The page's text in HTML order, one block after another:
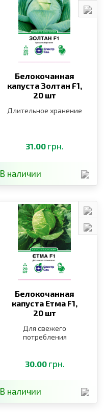
Белокочанная
капуста Золтан F1,
20 шт
Длительное хранение
31.00 грн.
В наличии
Белокочанная
капуста Етма F1,
20 шт
Для свежего
потребления
30.00 грн.
В наличии